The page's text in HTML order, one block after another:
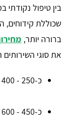
בין טיפול
שכוללת קידוחים,
ברורה יותר,
את סוגי השירותים
כ-250 - 400 ₪ להדברת טרמיטים באיוד.
כ-450 - 600 ₪ להדברת טרמיטים באמצעות הזרקה.